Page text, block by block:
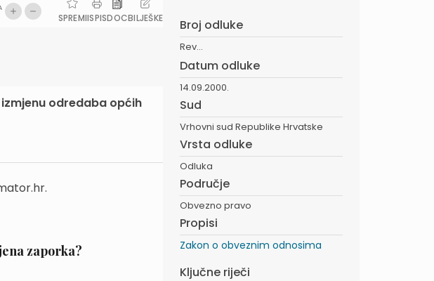
SPREMIISPISDOCBILJEŠKE
odredaba općih
zaporka?
Broj odluke
Rev...
Datum odluke
14.09.2000.
Sud
Vrhovni sud Republike Hrvatske
Vrsta odluke
Odluka
Područje
Obvezno pravo
Propisi
Zakon o obveznim odnosima
Ključne riječi